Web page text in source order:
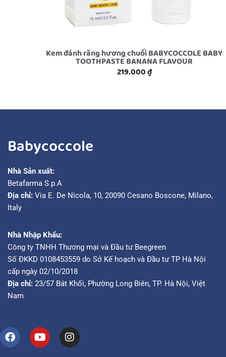
Kem đánh răng hương chuối BABYCOCCOLE BABY
TOOTHPASTE BANANA FLAVOUR
219.000₫
Babycoccole
Nhà Sản xuất:
Betafarma S.p.A
Địa chỉ: Via E. De Nicola, 10, 20090 Cesano Boscone, Milano,
Italy
Nhà Nhập Khẩu:
Công ty TNHH Thương mại và Đầu tư Beegreen
Số ĐKKD 0108453559 do Sở Kế hoạch và Đầu tư TP Hà Nội
cấp ngày 02/10/2018
Địa chỉ: 23/57 Bát Khối, Phường Long Biên, TP. Hà Nội, Việt
Nam